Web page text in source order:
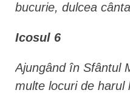
bucurie, dulcea
Icosul 6
Ajungând în Sfântul
multe locuri de harul